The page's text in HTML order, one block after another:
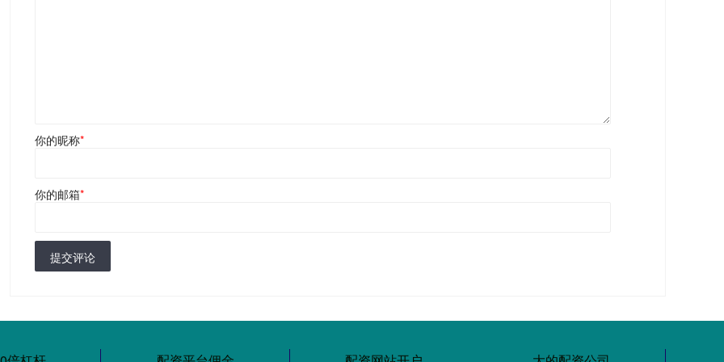
你的昵称*
你的邮箱*
提交评论